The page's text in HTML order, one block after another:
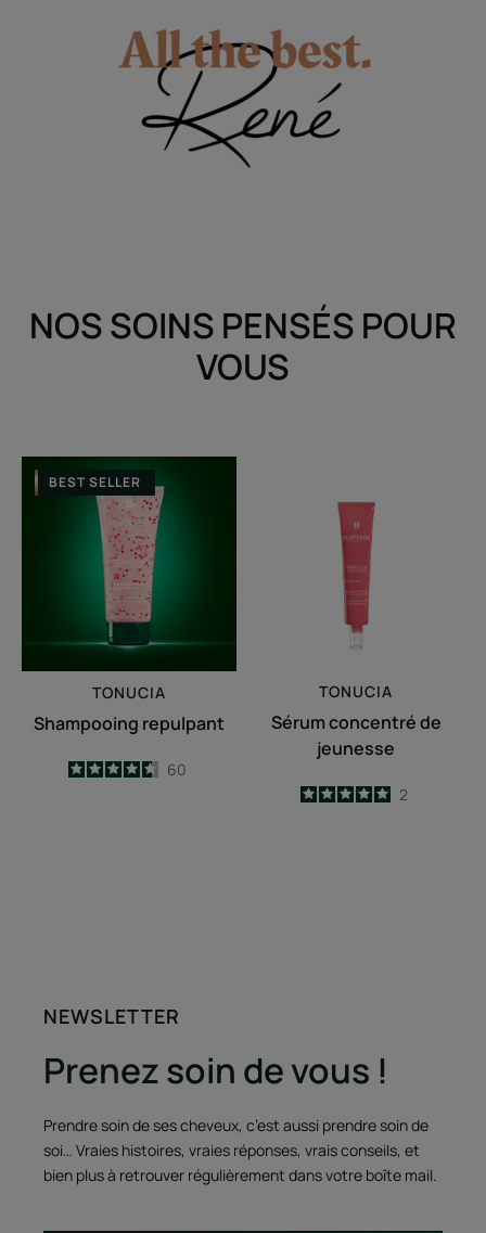
NOS SOINS PENSÉS POUR
VOUS
Shampooing
repulpant
BEST SELLER
TONUCIA
Shampooing repulpant
4.6
/5
60
de
jeunesse
TONUCIA
Sérum concentré de
jeunesse
5
/
5
2
NEWSLETTER
Prenez soin de vous !
Prendre soin de ses cheveux, c’est aussi prendre soin de
soi… Vraies histoires, vraies réponses, vrais conseils, et
bien plus à retrouver régulièrement dans votre boîte mail.